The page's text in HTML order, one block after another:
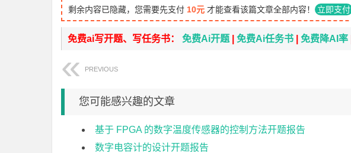
剩余内容已隐藏，您需要先支付 10元 才能查看该篇文章全部内容！ 立即支付
免费ai写开题、写任务书： 免费Ai开题 免费Ai任务书 免费降AI率
PREVIOUS
您可能感兴趣的文章
基于 FPGA 的数字温度传感器的控制方法开题报告
数字电容计的设计开题报告